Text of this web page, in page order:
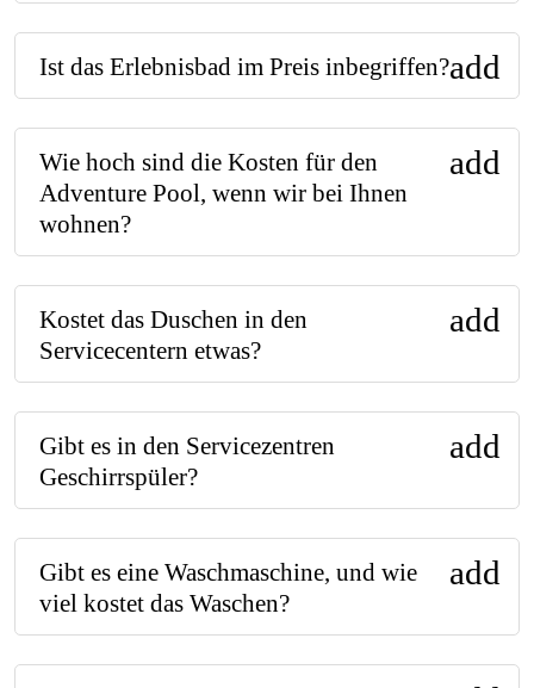
Ist das Erlebnisbad im Preis inbegriffen?add
Wie hoch sind die Kosten für den
Adventure Pool, wenn wir bei Ihnen
wohnen?
add
Kostet das Duschen in den
Servicecentern etwas?
add
Gibt es in den Servicezentren
Geschirrspüler?
add
Gibt es eine Waschmaschine, und wie
viel kostet das Waschen?
add